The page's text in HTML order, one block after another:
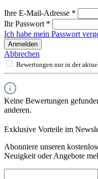
Ihre E-Mail-Adresse *
Ihr Passwort *
Ich habe mein Passwort
Anmelden
Abbrechen
Bewertungen nur in der
Keine Bewertungen
anderen.
Exklusive Vorteile im
Abonniere unseren
Neuigkeit oder Angebote